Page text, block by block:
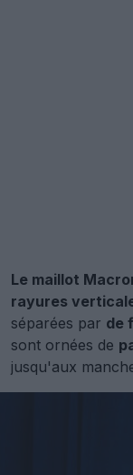
Le maillot
rayures
séparées par de
sont ornées de
jusqu'aux